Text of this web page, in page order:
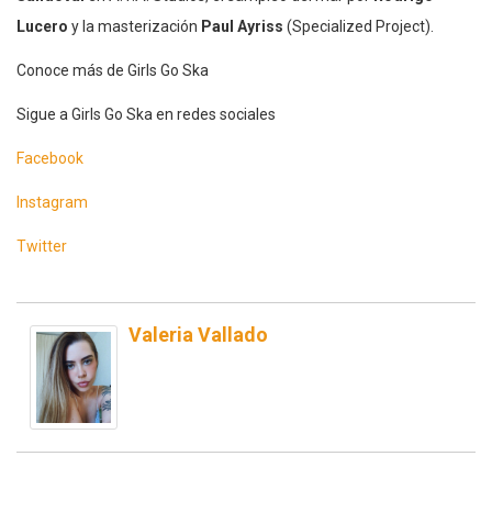
Lucero y la masterización Paul Ayriss (Specialized Project).
Conoce más de Girls Go Ska
Sigue a Girls Go Ska en redes sociales
Facebook
Instagram
Twitter
Valeria Vallado